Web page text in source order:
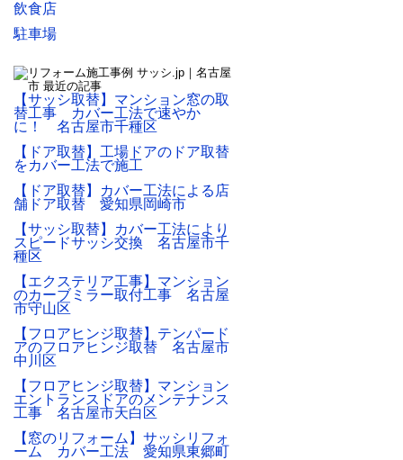
飲食店
駐車場
【サッシ取替】マンション窓の取
替工事 カバー工法で速やか
に！ 名古屋市千種区
【ドア取替】工場ドアのドア取替
をカバー工法で施工
【ドア取替】カバー工法による店
舗ドア取替 愛知県岡崎市
【サッシ取替】カバー工法により
スピードサッシ交換 名古屋市千
種区
【エクステリア工事】マンション
のカーブミラー取付工事 名古屋
市守山区
【フロアヒンジ取替】テンパード
アのフロアヒンジ取替 名古屋市
中川区
【フロアヒンジ取替】マンション
エントランスドアのメンテナンス
工事 名古屋市天白区
【窓のリフォーム】サッシリフォ
ーム カバー工法 愛知県東郷町